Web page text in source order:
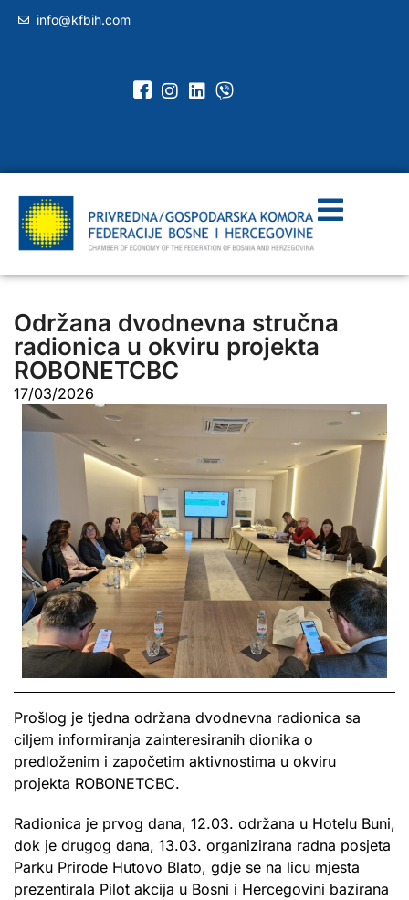
info@kfbih.com
Održana dvodnevna stručna
radionica u okviru projekta
ROBONETCBC
17/03/2026
Prošlog je tjedna održana dvodnevna radionica sa
ciljem informiranja zainteresiranih dionika o
predloženim i započetim aktivnostima u okviru
projekta ROBONETCBC.
Radionica je prvog dana, 12.03. održana u Hotelu Buni,
dok je drugog dana, 13.03. organizirana radna posjeta
Parku Prirode Hutovo Blato, gdje se na licu mjesta
prezentirala Pilot akcija u Bosni i Hercegovini bazirana